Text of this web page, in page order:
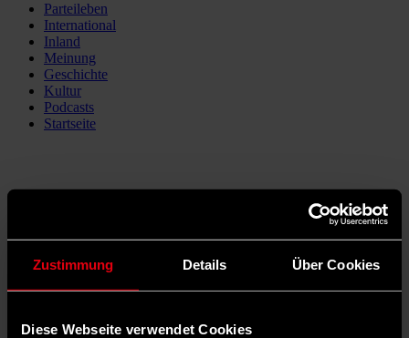
Zustimmung Details Über Cookies
Diese Webseite verwendet Cookies
Parteileben
International
Inland
Meinung
Geschichte
Kultur
Podcasts
Startseite